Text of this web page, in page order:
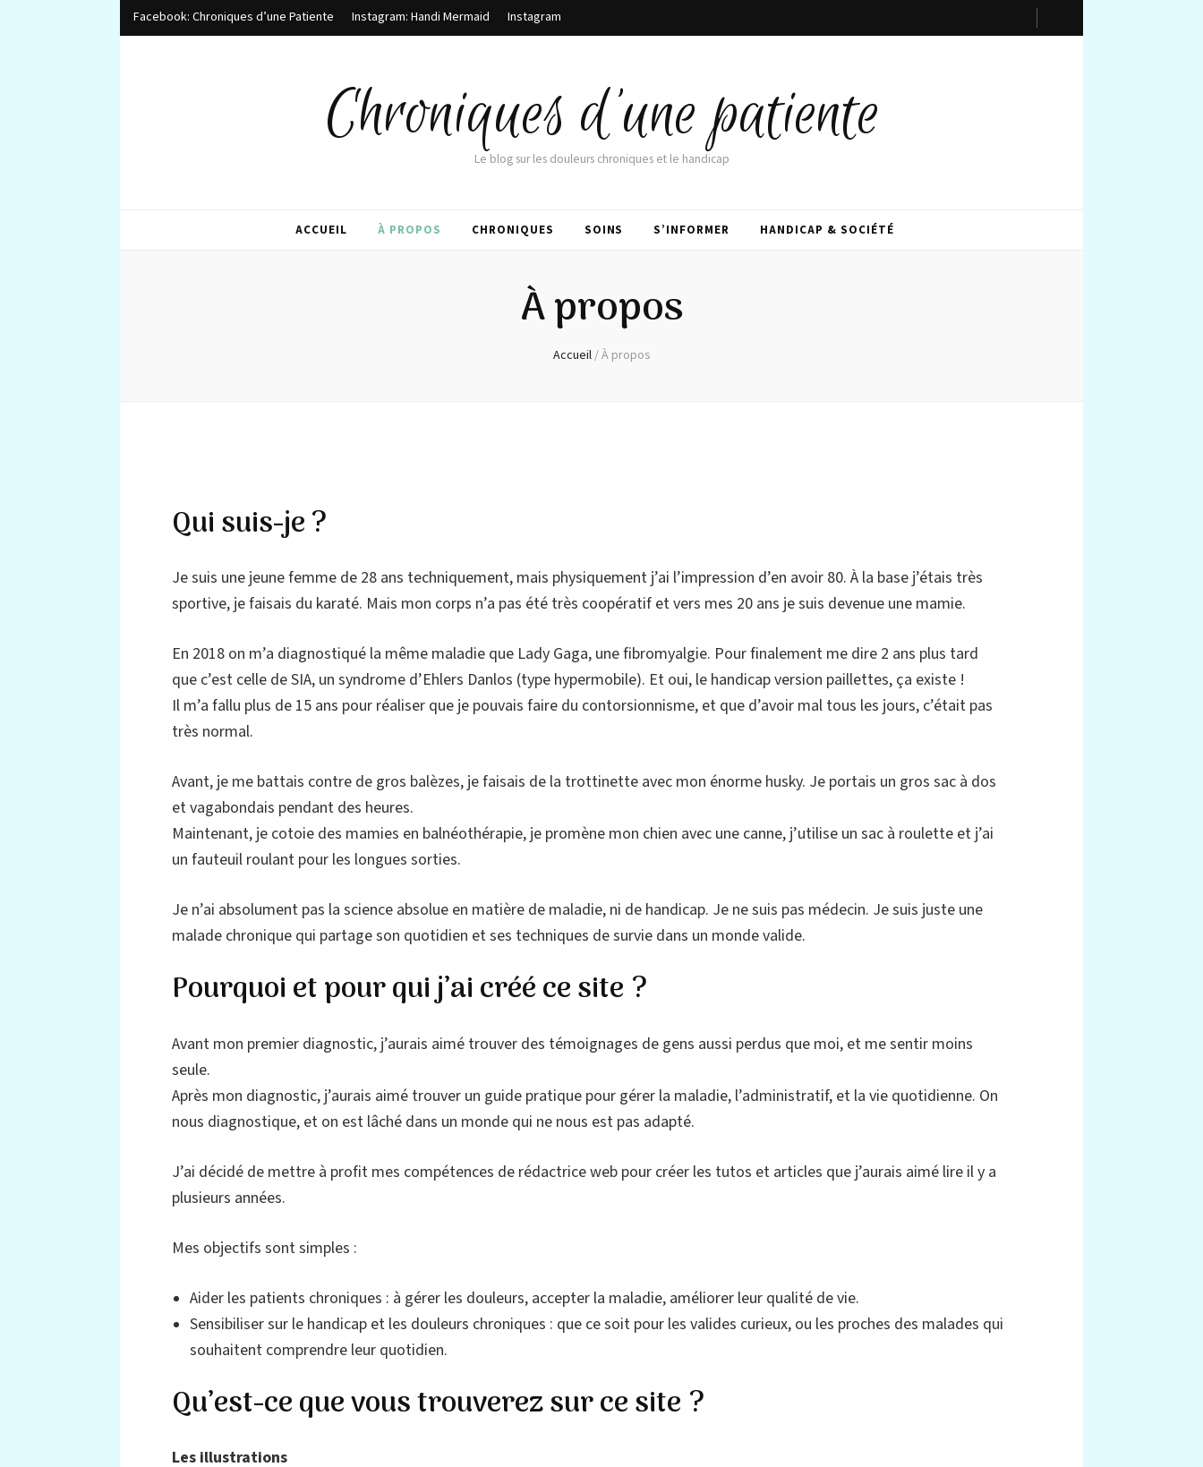
Facebook: Chroniques d’une Patiente Instagram: Handi Mermaid Instagram
Chroniques d'une patiente
Le blog sur les douleurs chroniques et le handicap
ACCUEIL À PROPOS CHRONIQUES SOINS S’INFORMER HANDICAP & SOCIÉTÉ
À propos
Accueil/À propos
Qui suis-je ?
Je suis une jeune femme de 28 ans techniquement, mais physiquement j’ai l’impression d’en avoir 80. À la base j’étais très
sportive, je faisais du karaté. Mais mon corps n’a pas été très coopératif et vers mes 20 ans je suis devenue une mamie.
En 2018 on m’a diagnostiqué la même maladie que Lady Gaga, une fibromyalgie. Pour finalement me dire 2 ans plus tard
que c’est celle de SIA, un syndrome d’Ehlers Danlos (type hypermobile). Et oui, le handicap version paillettes, ça existe !
Il m’a fallu plus de 15 ans pour réaliser que je pouvais faire du contorsionnisme, et que d’avoir mal tous les jours, c’était pas
très normal.
Avant, je me battais contre de gros balèzes, je faisais de la trottinette avec mon énorme husky. Je portais un gros sac à dos
et vagabondais pendant des heures.
Maintenant, je cotoie des mamies en balnéothérapie, je promène mon chien avec une canne, j’utilise un sac à roulette et j’ai
un fauteuil roulant pour les longues sorties.
Je n’ai absolument pas la science absolue en matière de maladie, ni de handicap. Je ne suis pas médecin. Je suis juste une
malade chronique qui partage son quotidien et ses techniques de survie dans un monde valide.
Pourquoi et pour qui j’ai créé ce site ?
Avant mon premier diagnostic, j’aurais aimé trouver des témoignages de gens aussi perdus que moi, et me sentir moins
seule.
Après mon diagnostic, j’aurais aimé trouver un guide pratique pour gérer la maladie, l’administratif, et la vie quotidienne. On
nous diagnostique, et on est lâché dans un monde qui ne nous est pas adapté.
J’ai décidé de mettre à profit mes compétences de rédactrice web pour créer les tutos et articles que j’aurais aimé lire il y a
plusieurs années.
Mes objectifs sont simples :
Aider les patients chroniques : à gérer les douleurs, accepter la maladie, améliorer leur qualité de vie.
Sensibiliser sur le handicap et les douleurs chroniques : que ce soit pour les valides curieux, ou les proches des malades qui
souhaitent comprendre leur quotidien.
Qu’est-ce que vous trouverez sur ce site ?
Les illustrations